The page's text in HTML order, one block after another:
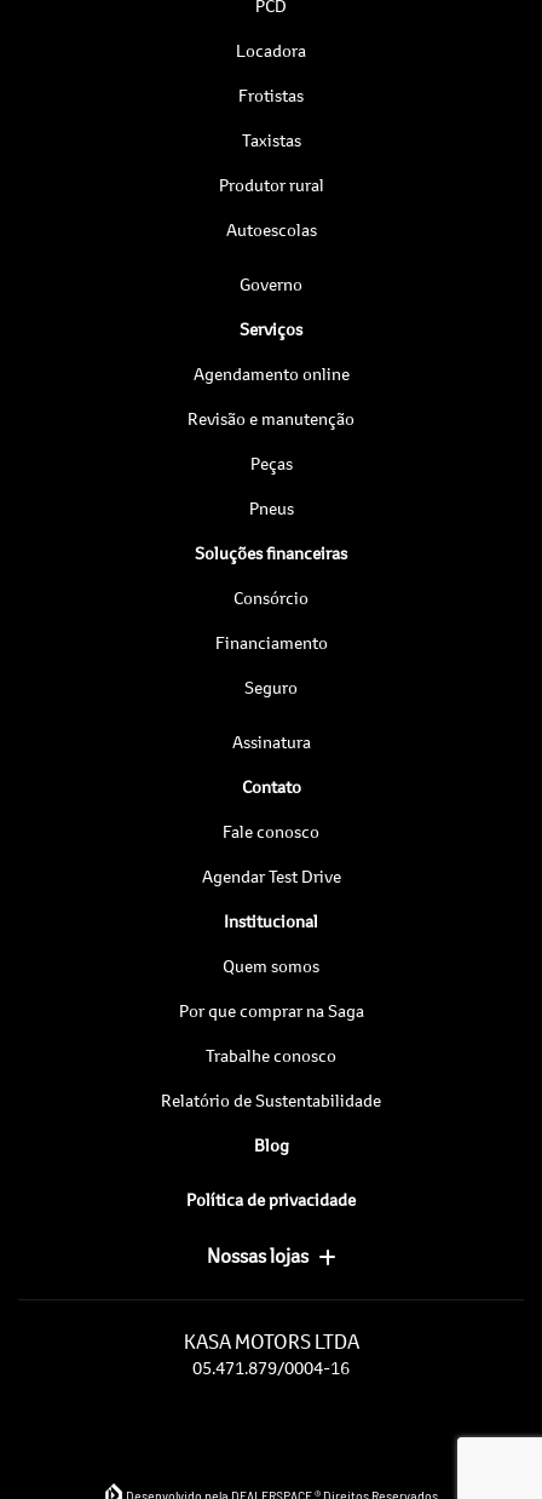
PCD
Locadora
Frotistas
Taxistas
Produtor rural
Autoescolas
Governo
Serviços
Agendamento online
Revisão e manutenção
Peças
Pneus
Soluções financeiras
Consórcio
Financiamento
Seguro
Assinatura
Contato
Fale conosco
Agendar Test Drive
Institucional
Quem somos
Por que comprar na Saga
Trabalhe conosco
Relatório de Sustentabilidade
Blog
Política de privacidade
Nossas lojas
KASA MOTORS LTDA
05.471.879/0004-16
Desenvolvido pela DEALERSPACE ® Direitos Reservados.